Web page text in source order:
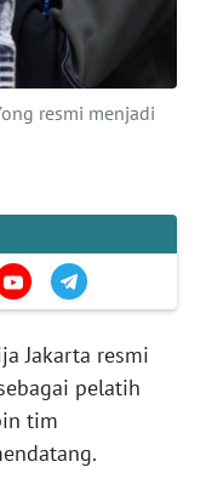
resmi menjadi
Jakarta resmi
pelatih
tim